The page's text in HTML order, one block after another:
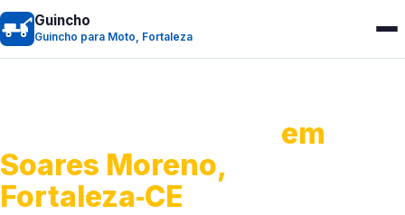
Guincho
Guincho para Moto, Fortaleza
em
Soares Moreno,
Fortaleza‑CE